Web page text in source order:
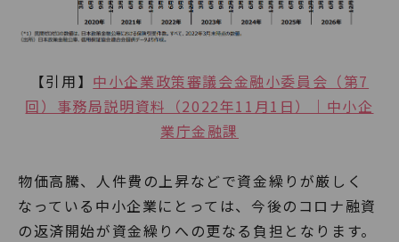
【引用】 中小企業政策審議会金融小委員会（第7
回）事務局説明資料（2022年11月1日）｜中小企
業庁金融課
物価高騰、人件費の上昇などで資金繰りが厳しく
なっている中小企業にとっては、今後のコロナ融資
の返済開始が資金繰りへの更なる負担となります。